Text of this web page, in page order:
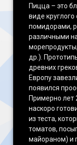
Пицца – это
виде круглого
помидорами,
различными
др.).
древних
Европу
появился
Примерно лет
наскоро
из теста,
томатов,
майораном) и